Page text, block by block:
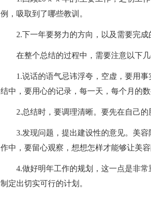
例，吸取到了哪些教训。
2.下一年要努力的方向，以及需要完成
在整个总结的过程中，需要注意以下几
1.说话的语气忌讳浮夸，空虚，要用事
结中，要用心的记录，每一天，每个月的数
2.总结时，要调理清晰。要先在自己的
3.发现问题，提出建设性的意见。美容
作中，要留心观察，想想怎样才能够让美
4.做好明年工作的规划，这一点是非常
制定出切实可行的计划。